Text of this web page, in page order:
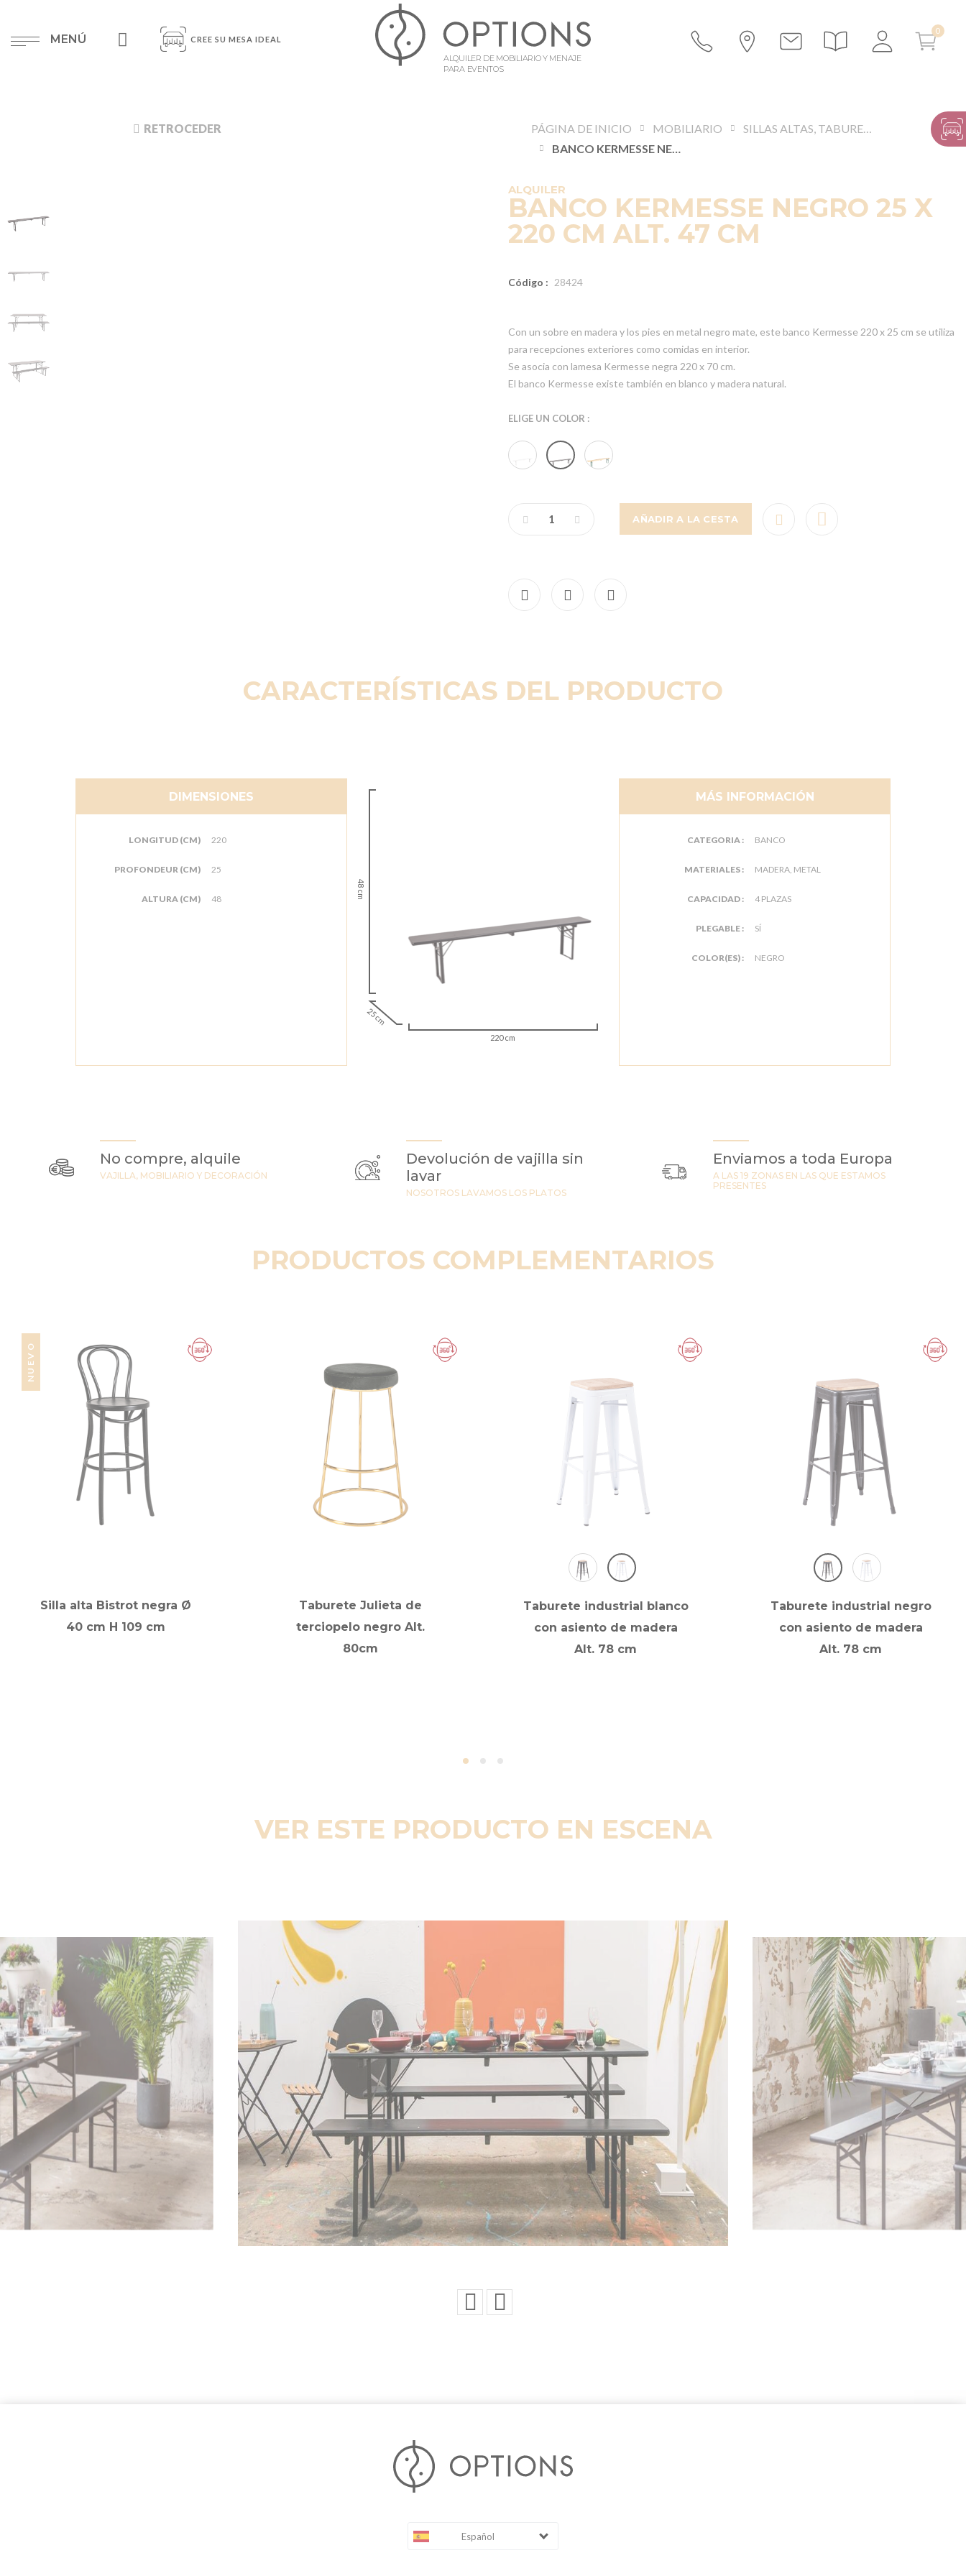
MENÚ CREE SU MESA IDEAL
ALQUILER DE MOBILIARIO Y MENAJE
PARA EVENTOS
RETROCEDER PÁGINA DE INICIO MOBILIARIO
SILLAS ALTAS, TABURETES Y BANCOS
BANCO KERMESSE NEGRO 25 X 220 CM ALT. 47 CM
ALQUILER
BANCO KERMESSE NEGRO 25 X
220 CM ALT. 47 CM
Código : 28424
Con un sobre en madera y los pies en metal negro mate, este banco Kermesse 220 x 25 cm se utiliza
para recepciones exteriores como comidas en interior.
Se asocia con lamesa Kermesse negra 220 x 70 cm.
El banco Kermesse existe también en blanco y madera natural.
ELIGE UN COLOR :
AÑADIR A LA CESTA
CARACTERÍSTICAS DEL PRODUCTO
DIMENSIONES
LONGITUD (CM) 220
PROFONDEUR (CM) 25
ALTURA (CM) 48 48 cm
25 cm
220 cm
MÁS INFORMACIÓN
CATEGORIA : BANCO
MATERIALES : MADERA, METAL
CAPACIDAD : 4 PLAZAS
PLEGABLE : SÍ
COLOR(ES) : NEGRO
No compre, alquile
VAJILLA, MOBILIARIO Y DECORACIÓN
Devolución de vajilla sin
lavar
NOSOTROS LAVAMOS LOS PLATOS
Enviamos a toda Europa
A LAS 19 ZONAS EN LAS QUE ESTAMOS
PRESENTES
PRODUCTOS COMPLEMENTARIOS
NUEVO
Silla alta Bistrot negra Ø
40 cm H 109 cm
Taburete Julieta de
terciopelo negro Alt.
80cm
Taburete industrial blanco
con asiento de madera
Alt. 78 cm
Taburete industrial negro
con asiento de madera
Alt. 78 cm
VER ESTE PRODUCTO EN ESCENA
Español